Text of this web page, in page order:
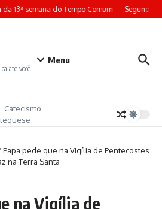
13ª semana do Tempo Comum Segunda-
ate você.
Menu
Catecismo
Papa pede que na Vigília de Pentecostes
na Terra Santa
na Vigília de